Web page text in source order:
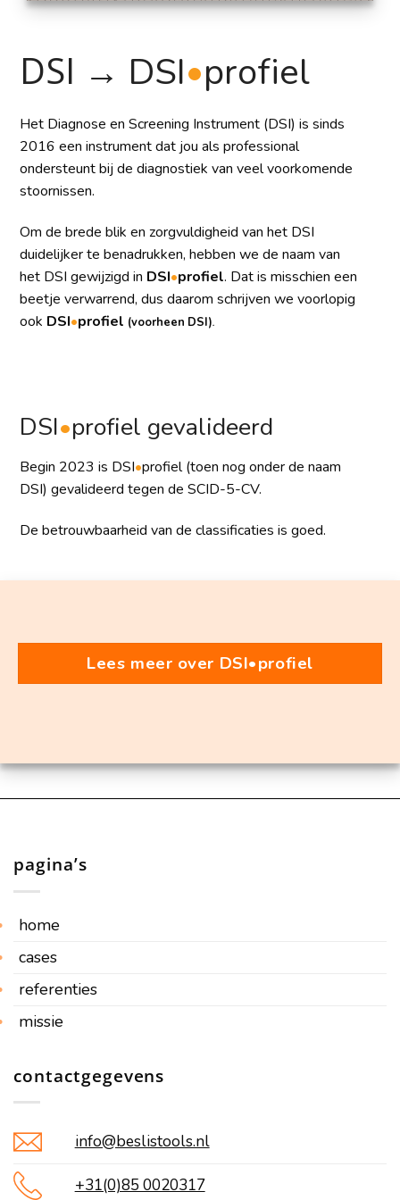
DSI → DSI•profiel
Het Diagnose en Screening Instrument (DSI) issinds
2016 een instrument dat jou als professional
ondersteunt bij de diagnostiek van veel voorkomende
stoornissen.
Om de brede blik en zorgvuldigheid van het DSI
duidelijker te benadrukken, hebben we de naam van
het DSI gewijzigd in DSI•profiel. Dat is misschien een
beetje verwarrend, dus daarom schrijven we voorlopig
ook DSI•profiel (voorheen DSI).
DSI•profiel gevalideerd
Begin 2023 is DSI•profiel (toen nog onder de naam
DSI) gevalideerd tegen de SCID-5-CV.
De betrouwbaarheid van de classificaties is goed.
Lees meer over DSI•profiel
pagina’s
home
cases
referenties
missie
contactgegevens
info@beslistools.nl
+31(0)85 0020317